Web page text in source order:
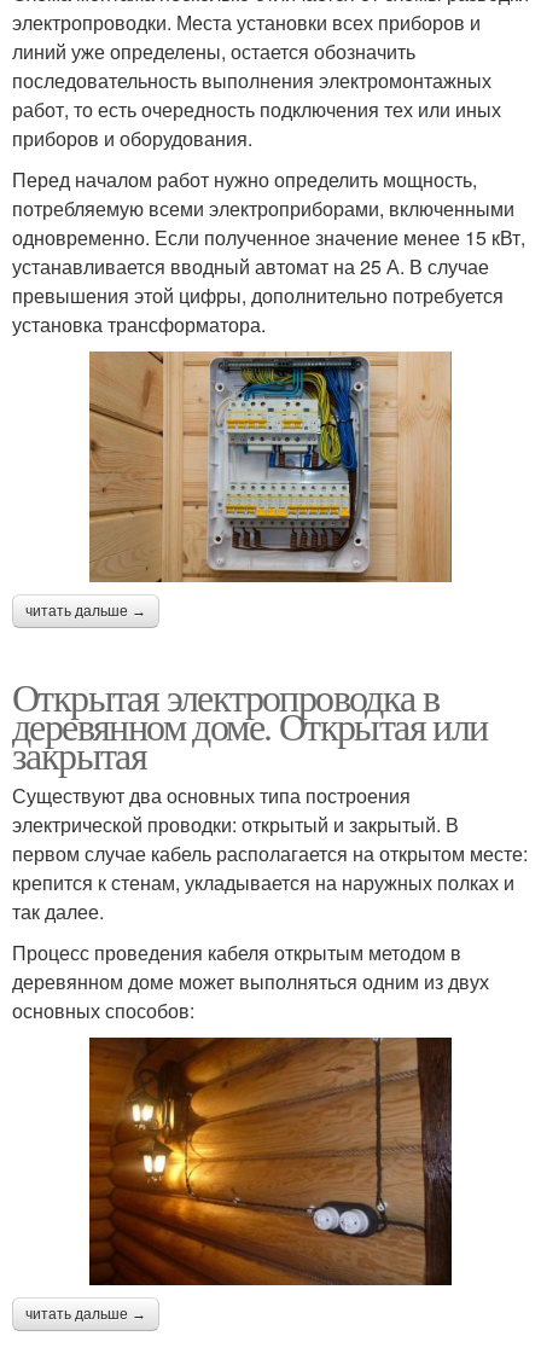
электропроводки. Места установки всех приборов и
линий уже определены, остается обозначить
последовательность выполнения электромонтажных
работ, то есть очередность подключения тех или иных
приборов и оборудования.
Перед началом работ нужно определить мощность,
потребляемую всеми электроприборами, включенными
одновременно. Если полученное значение менее 15 кВт,
устанавливается вводный автомат на 25 А. В случае
превышения этой цифры, дополнительно потребуется
установка трансформатора.
читать дальше →
Открытая электропроводка в
деревянном доме. Открытая или
закрытая
Существуют два основных типа построения
электрической проводки: открытый и закрытый. В
первом случае кабель располагается на открытом месте:
крепится к стенам, укладывается на наружных полках и
так далее.
Процесс проведения кабеля открытым методом в
деревянном доме может выполняться одним из двух
основных способов:
читать дальше →